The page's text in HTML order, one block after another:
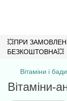
💥ПРИ
БЕЗКОШТОВНА💥
Вітаміни і бади
Вітаміни-